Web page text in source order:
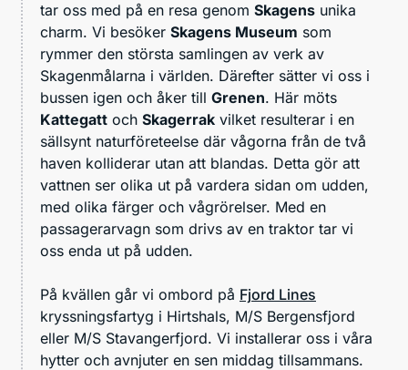
tar oss med på en resa genom Skagens unika
charm. Vi besöker Skagens Museum som
rymmer den största samlingen av verk av
Skagenmålarna i världen. Därefter sätter vi oss i
bussen igen och åker till Grenen. Här möts
Kattegatt och Skagerrak vilket resulterar i en
sällsynt naturföreteelse där vågorna från de två
haven kolliderar utan att blandas. Detta gör att
vattnen ser olika ut på vardera sidan om udden,
med olika färger och vågrörelser. Med en
passagerarvagn som drivs av en traktor tar vi
oss enda ut på udden.
På kvällen går vi ombord på Fjord Lines
kryssningsfartyg i Hirtshals, M/S Bergensfjord
eller M/S Stavangerfjord. Vi installerar oss i våra
hytter och avnjuter en sen middag tillsammans.